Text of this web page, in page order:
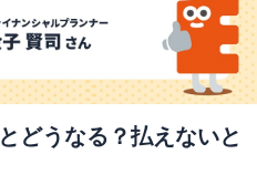
どうなる？払えないと